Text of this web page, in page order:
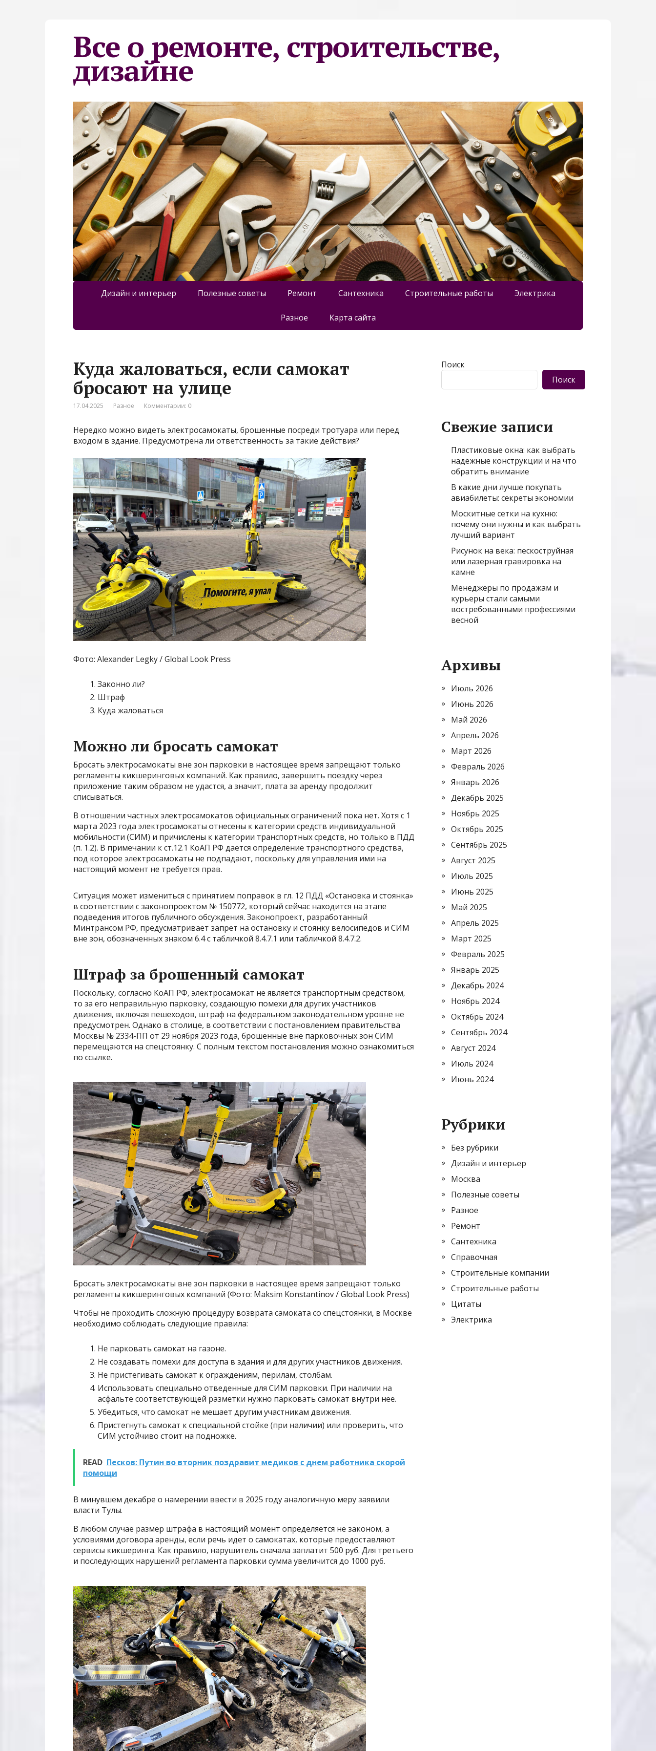
Все о ремонте, строительстве,
дизайне
Дизайн и интерьер Полезные советы Ремонт Сантехника Строительные работы Электрика
Разное Карта сайта
Куда жаловаться, если самокат
бросают на улице
17.04.2025 Разное Комментарии: 0
Нередко можно видеть электросамокаты, брошенные посреди тротуара или перед
входом в здание. Предусмотрена ли ответственность за такие действия?
Фото: Alexander Legky / Global Look Press
Законно ли?
Штраф
Куда жаловаться
Можно ли бросать самокат
Бросать электросамокаты вне зон парковки в настоящее время запрещают только
регламенты кикшеринговых компаний. Как правило, завершить поездку через
приложение таким образом не удастся, а значит, плата за аренду продолжит
списываться.
В отношении частных электросамокатов официальных ограничений пока нет. Хотя с 1
марта 2023 года электросамокаты отнесены к категории средств индивидуальной
мобильности (СИМ) и причислены к категории транспортных средств, но только в ПДД
(п. 1.2). В примечании к ст.12.1 КоАП РФ дается определение транспортного средства,
под которое электросамокаты не подпадают, поскольку для управления ими на
настоящий момент не требуется прав.
Ситуация может измениться с принятием поправок в гл. 12 ПДД «Остановка и стоянка»
в соответствии с законопроектом № 150772, который сейчас находится на этапе
подведения итогов публичного обсуждения. Законопроект, разработанный
Минтрансом РФ, предусматривает запрет на остановку и стоянку велосипедов и СИМ
вне зон, обозначенных знаком 6.4 с табличкой 8.4.7.1 или табличкой 8.4.7.2.
Штраф за брошенный самокат
Поскольку, согласно КоАП РФ, электросамокат не является транспортным средством,
то за его неправильную парковку, создающую помехи для других участников
движения, включая пешеходов, штраф на федеральном законодательном уровне не
предусмотрен. Однако в столице, в соответствии с постановлением правительства
Москвы № 2334-ПП от 29 ноября 2023 года, брошенные вне парковочных зон СИМ
перемещаются на спецстоянку. С полным текстом постановления можно ознакомиться
по ссылке.
Бросать электросамокаты вне зон парковки в настоящее время запрещают только
регламенты кикшеринговых компаний (Фото: Maksim Konstantinov / Global Look Press)
Чтобы не проходить сложную процедуру возврата самоката со спецстоянки, в Москве
необходимо соблюдать следующие правила:
Не парковать самокат на газоне.
Не создавать помехи для доступа в здания и для других участников движения.
Не пристегивать самокат к ограждениям, перилам, столбам.
Использовать специально отведенные для СИМ парковки. При наличии на
асфальте соответствующей разметки нужно парковать самокат внутри нее.
Убедиться, что самокат не мешает другим участникам движения.
Пристегнуть самокат к специальной стойке (при наличии) или проверить, что
СИМ устойчиво стоит на подножке.
READ Песков: Путин во вторник поздравит медиков с днем работника скорой
помощи
В минувшем декабре о намерении ввести в 2025 году аналогичную меру заявили
власти Тулы.
В любом случае размер штрафа в настоящий момент определяется не законом, а
условиями договора аренды, если речь идет о самокатах, которые предоставляют
сервисы кикшеринга. Как правило, нарушитель сначала заплатит 500 руб. Для третьего
и последующих нарушений регламента парковки сумма увеличится до 1000 руб.
Поиск
Поиск
Свежие записи
Пластиковые окна: как выбрать
надёжные конструкции и на что
обратить внимание
В какие дни лучше покупать
авиабилеты: секреты экономии
Москитные сетки на кухню:
почему они нужны и как выбрать
лучший вариант
Рисунок на века: пескоструйная
или лазерная гравировка на
камне
Менеджеры по продажам и
курьеры стали самыми
востребованными профессиями
весной
Архивы
Июль 2026
Июнь 2026
Май 2026
Апрель 2026
Март 2026
Февраль 2026
Январь 2026
Декабрь 2025
Ноябрь 2025
Октябрь 2025
Сентябрь 2025
Август 2025
Июль 2025
Июнь 2025
Май 2025
Апрель 2025
Март 2025
Февраль 2025
Январь 2025
Декабрь 2024
Ноябрь 2024
Октябрь 2024
Сентябрь 2024
Август 2024
Июль 2024
Июнь 2024
Рубрики
Без рубрики
Дизайн и интерьер
Москва
Полезные советы
Разное
Ремонт
Сантехника
Справочная
Строительные компании
Строительные работы
Цитаты
Электрика